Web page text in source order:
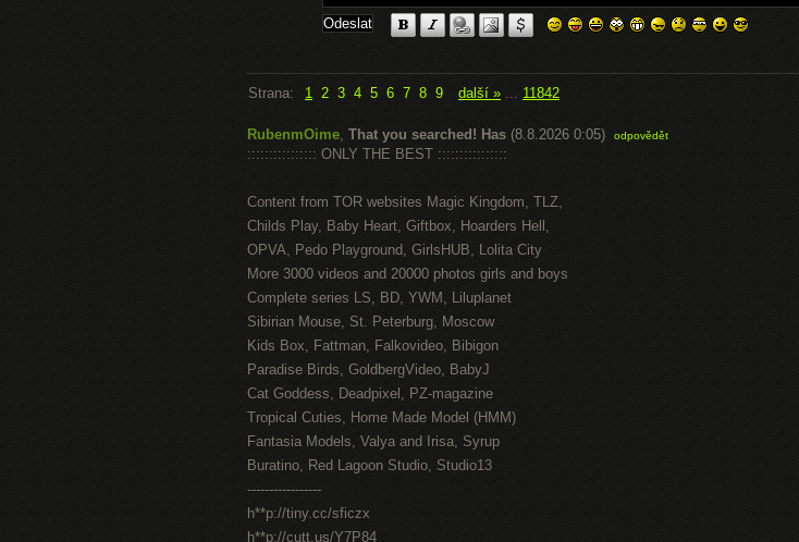
Strana: 1 2 3 4 5 6 7 8 9 další » ... 11842
RubenmOime, That you searched! Has (8.8.2026 0:05) odpovědět
:::::::::::::::: ONLY THE BEST ::::::::::::::::
Content from TOR websites Magic Kingdom, TLZ,
Childs Play, Baby Heart, Giftbox, Hoarders Hell,
OPVA, Pedo Playground, GirlsHUB, Lolita City
More 3000 videos and 20000 photos girls and boys
Complete series LS, BD, YWM, Liluplanet
Sibirian Mouse, St. Peterburg, Moscow
Kids Box, Fattman, Falkovideo, Bibigon
Paradise Birds, GoldbergVideo, BabyJ
Cat Goddess, Deadpixel, PZ-magazine
Tropical Cuties, Home Made Model (HMM)
Fantasia Models, Valya and Irisa, Syrup
Buratino, Red Lagoon Studio, Studio13
-----------------
h**p://tiny.cc/sficzx
h**p://cutt.us/Y7P84